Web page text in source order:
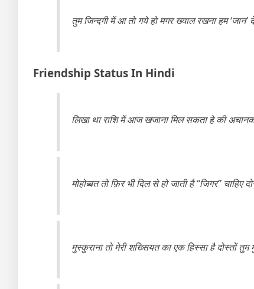
तुम जिन्दगी में आ तो गये हो मगर ख्याल रखना हम ‘जान’
Friendship Status In Hindi
लिखा था राशि में आज खजाना मिल सकता हे की अचानक
मोहोब्बत तो फ़िर भी दिल से हो जाती है “जिगर” चाहिए
मुस्कुराना तो मेरी शख्सियत का एक हिस्सा है